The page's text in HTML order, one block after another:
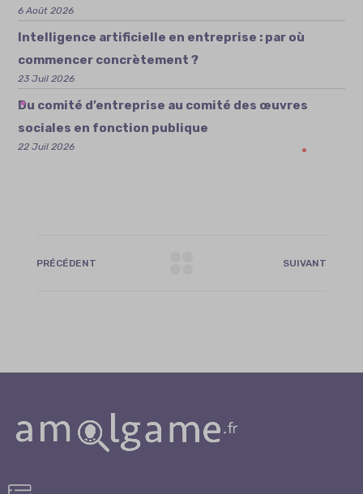
6 Août 2026
Intelligence artificielle en entreprise : par où
commencer concrètement ?
23 Juil 2026
Du comité d’entreprise au comité des œuvres
sociales en fonction publique
22 Juil 2026
PRÉCÉDENT SUIVANT